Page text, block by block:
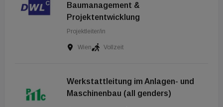
Baumanagement &
Projektentwicklung
Projektleiter/in
Wien Vollzeit
Werkstattleitung im Anlagen- und
Maschinenbau (all genders)